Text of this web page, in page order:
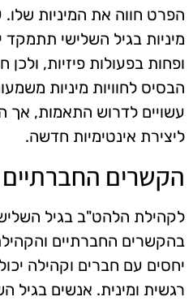
הפרט חווה את המיניות
מיניות בגיל השלישי תתמקד
ופחות בפעולות פיזיות, ולכן
הבסיס לחוויות מיניות
עשויים לדרוש התאמות, אך
ליצירת אינטימיות חדשה.
הקשרים החברתיים
לקהילת הלהט"ב בגיל
בהקשרים החברתיים
יחסים עם חברים וקהילה
רגשית ומינית. אנשים בגיל